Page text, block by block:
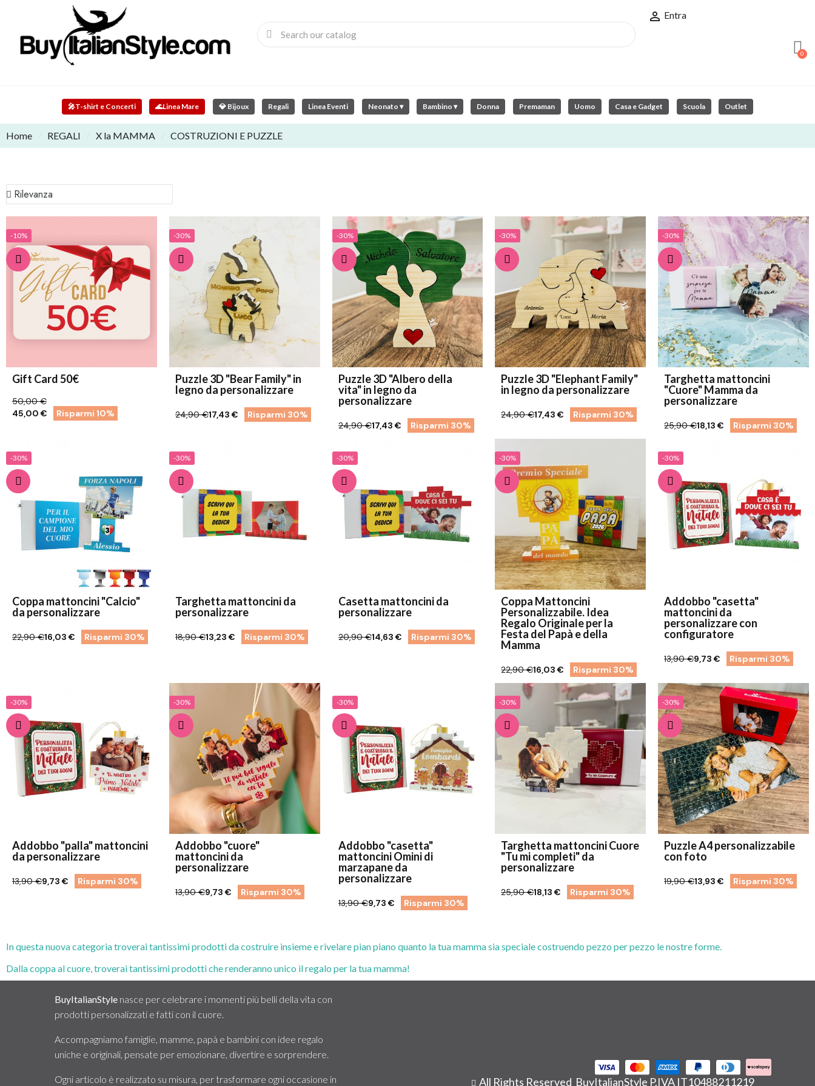
 Entra
🎤T-shirt e Concerti 🌊Linea Mare 💎 Bijoux Regali Linea Eventi Neonato ▾ Bambino ▾ Donna Premaman Uomo Casa e Gadget Scuola Outlet
Home REGALI X la MAMMA COSTRUZIONI E PUZZLE
-10%
Gift Card 50€
50,00 €
45,00 €
Risparmi 10%
-30%
Puzzle 3D "Bear Family" in
legno da personalizzare
24,90 €17,43 € Risparmi 30%
-30%
Puzzle 3D "Albero della
vita" in legno da
personalizzare
24,90 €17,43 € Risparmi 30%
-30%
Puzzle 3D "Elephant Family"
in legno da personalizzare
24,90 €17,43 € Risparmi 30%
-30%
Targhetta mattoncini
"Cuore" Mamma da
personalizzare
25,90 €18,13 € Risparmi 30%
-30%
Coppa mattoncini "Calcio"
da personalizzare
22,90 €16,03 € Risparmi 30%
-30%
Targhetta mattoncini da
personalizzare
18,90 €13,23 € Risparmi 30%
-30%
Casetta mattoncini da
personalizzare
20,90 €14,63 € Risparmi 30%
-30%
Coppa Mattoncini
Personalizzabile. Idea
Regalo Originale per la
Festa del Papà e della
Mamma
22,90 €16,03 € Risparmi 30%
-30%
Addobbo "casetta"
mattoncini da
personalizzare con
configuratore
13,90 €9,73 € Risparmi 30%
-30%
Addobbo "palla" mattoncini
da personalizzare
13,90 €9,73 € Risparmi 30%
-30%
Addobbo "cuore"
mattoncini da
personalizzare
13,90 €9,73 € Risparmi 30%
-30%
Addobbo "casetta"
mattoncini Omini di
marzapane da
personalizzare
13,90 €9,73 € Risparmi 30%
-30%
Targhetta mattoncini Cuore
"Tu mi completi" da
personalizzare
25,90 €18,13 € Risparmi 30%
-30%
Puzzle A4 personalizzabile
con foto
19,90 €13,93 € Risparmi 30%
In questa nuova categoria troverai tantissimi prodotti da costruire insieme e rivelare pian piano quanto la tua mamma sia speciale costruendo pezzo per pezzo le nostre forme.
Dalla coppa al cuore, troverai tantissimi prodotti che renderanno unico il regalo per la tua mamma!
BuyItalianStyle nasce per celebrare i momenti più belli della vita con
prodotti personalizzati e fatti con il cuore.
Accompagniamo famiglie, mamme, papà e bambini con idee regalo
uniche e originali, pensate per emozionare, divertire e sorprendere.
Ogni articolo è realizzato su misura, per trasformare ogni occasione in All Rights Reserved BuyItalianStyle P.IVA IT10488211219